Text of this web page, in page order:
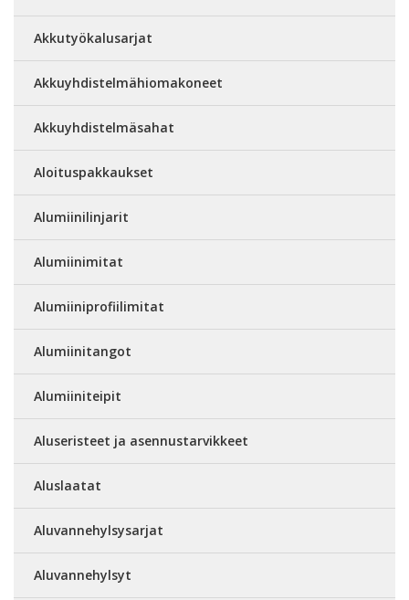
Akkutyökalusarjat
Akkuyhdistelmähiomakoneet
Akkuyhdistelmäsahat
Aloituspakkaukset
Alumiinilinjarit
Alumiinimitat
Alumiiniprofiilimitat
Alumiinitangot
Alumiiniteipit
Aluseristeet ja asennustarvikkeet
Aluslaatat
Aluvannehylsysarjat
Aluvannehylsyt